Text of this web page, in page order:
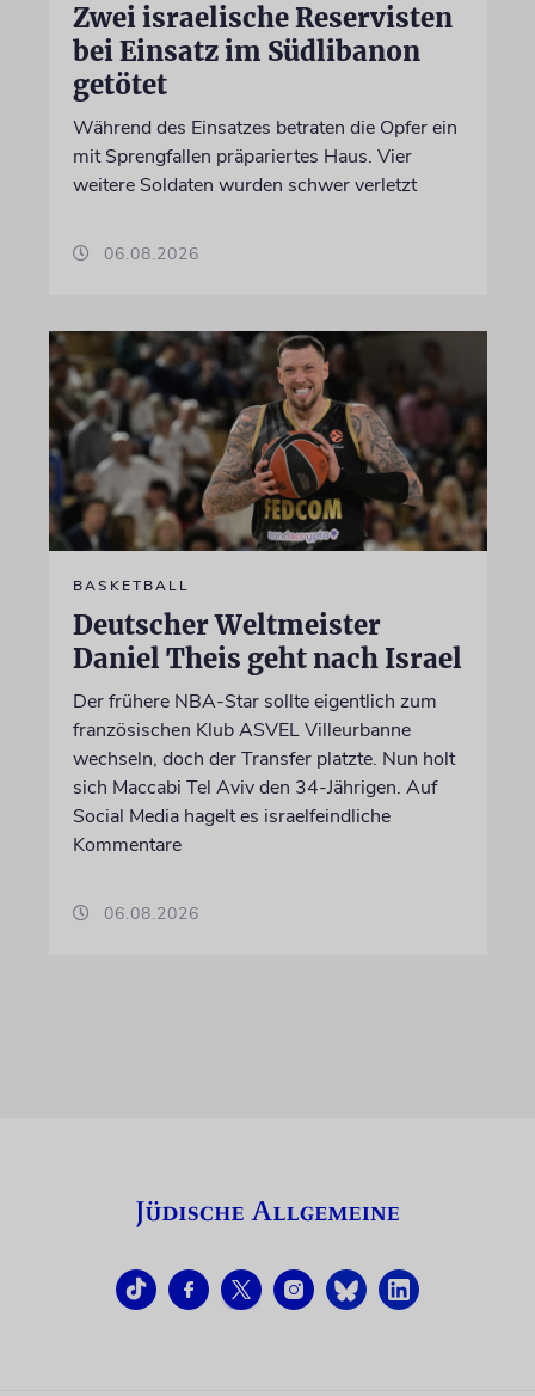
Zwei israelische Reservisten
bei Einsatz im Südlibanon
getötet
Während des Einsatzes betraten die Opfer ein
mit Sprengfallen präpariertes Haus. Vier
weitere Soldaten wurden schwer verletzt
06.08.2026
BASKETBALL
Deutscher Weltmeister
Daniel Theis geht nach Israel
Der frühere NBA-Star sollte eigentlich zum
französischen Klub ASVEL Villeurbanne
wechseln, doch der Transfer platzte. Nun holt
sich Maccabi Tel Aviv den 34-Jährigen. Auf
Social Media hagelt es israelfeindliche
Kommentare
06.08.2026